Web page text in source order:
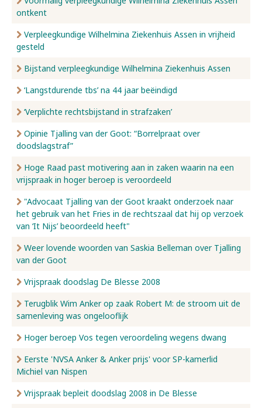
ontkent
Verpleegkundige Wilhelmina Ziekenhuis Assen in vrijheid
gesteld
Bijstand verpleegkundige Wilhelmina Ziekenhuis Assen
‘Langstdurende tbs’ na 44 jaar beëindigd
‘Verplichte rechtsbijstand in strafzaken’
Opinie Tjalling van der Goot: “Borrelpraat over
doodslagstraf”
Hoge Raad past motivering aan in zaken waarin na een
vrijspraak in hoger beroep is veroordeeld
"Advocaat Tjalling van der Goot kraakt onderzoek naar
het gebruik van het Fries in de rechtszaal dat hij op verzoek
van ‘It Nijs’ beoordeeld heeft"
Weer lovende woorden van Saskia Belleman over Tjalling
van der Goot
Vrijspraak doodslag De Blesse 2008
Terugblik Wim Anker op zaak Robert M: de stroom uit de
samenleving was ongelooflijk
Hoger beroep Vos tegen veroordeling wegens dwang
Eerste 'NVSA Anker & Anker prijs' voor SP-kamerlid
Michiel van Nispen
Vrijspraak bepleit doodslag 2008 in De Blesse